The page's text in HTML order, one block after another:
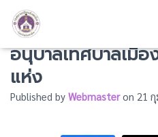
ซ่อมแซมโดมอเนกป
อนุบาลเทศบาลเมือ
แห่ง
Published by Webmasteron 21